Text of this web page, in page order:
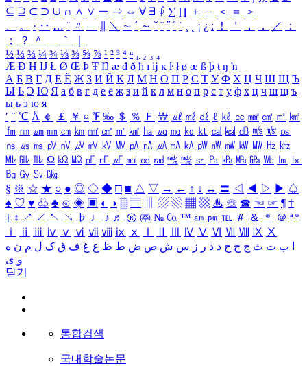
⊆ ⊇ ⊂ ⊃ ∪ ∩ ∧ ∨ ￢ ⇒ ⇔ ∀ ∃ ∮ ∑ ∏ ＋ － ＜ ＝
＞
、
。 · ‥ … ¨ 〃 ― ＼ ∼ ´ ～ ˇ ˘ ˝ ˚ ˙ ¸ ¡ ¿ ː ！ ＇ ， ． ／
：
；
？ ＾ ｀
½ ⅓ ⅔ ¼ ¾ ⅛ ⅜ ⅝ ⅞ ¹ ² ³ ⁴ ⁿ ₁ ₂ ₃ ₄
Æ Ð Ħ Ĳ Ł Ø Œ Þ Ŧ Ŋ æ đ ð ħ ı ĳ ĸ ŀ ł ø œ ß þ ŧ ŋ ŉ
А Б В Г Д Е Ё Ж З И Й К Л М Н О П Р С Т У Ф Х Ц Ч Ш Щ Ъ
Ы Ь Э Ю Я а б в г д е ё ж з и й к л м н о п р с т у ф х ц ч ш щ ъ
ы ь э ю я
′ ″ ℃ Å ￠ ￡ ￥ ¤ ℉ ‰ ＄ ％ Ｆ ￦ ㎕ ㎖ ㎗ ℓ ㎘ ㏄ ㎣ ㎤ ㎥ ㎦
㎙ ㎚ ㎛ ㎜ ㎝ ㎞ ㎟ ㎠ ㎡ ㎢ ㏊ ㎍ ㎎ ㎏ ㏏ ㎈ ㎉ ㏈ ㎧ ㎨ ㎰
㎱ ㎲ ㎳ ㎴ ㎵ ㎶ ㎷ ㎸ ㎹ ㎀ ㎁ ㎂ ㎃ ㎄ ㎺ ㎻ ㎽ ㎾ ㎿ ㎐ ㎑
㎒ ㎓ ㎔ Ω ㏀ ㏁ ㎊ ㎋ ㎌ ㏖ ㏅ ㎭ ㎮ ㎯ ㏛ ㎩ ㎪ ㎫ ㎬ ㏝ ㏐
㏓
㏃ ㏉ ㏜ ㏆
§ ※ ☆ ★ ○ ● ◎ ◇ ◆ □ ■ △ ▽ → ← ↑ ↓ ↔ 〓 ◁ ◀ ▷ ▶ ♤
♠ ♡ ♥ ♧ ♣ ⊙ ◈ ▣ ◐ ◑ ▒ ▤ ▨ ▧ ▦ ▩ ♨ ☏ ☎ ☜ ☞ ¶ †
‡ ↕ ↗ ↙ ↖ ↘ ♭ ♩ ♪ ♬ ㉿ ㈜ № ㏇ ™ ㏂ ㏘ ℡ ＃ ＆ ＊ ＠ ª º
ⅰ
ⅱ ⅲ ⅳ ⅴ ⅵ ⅶ ⅷ ⅸ ⅹ Ⅳ Ⅴ Ⅵ Ⅶ Ⅷ Ⅸ Ⅹ
ب ت ث ج ح خ د ذ ر ز س ش ص ض ط ظ ع غ ف ق ک ل م ن ه
و ی
닫기
통합검색
국내학술논문